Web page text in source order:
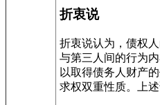
折衷说
折衷说认为，债权
与第三人间的行为
以取得债务人财产
求权双重性质。上